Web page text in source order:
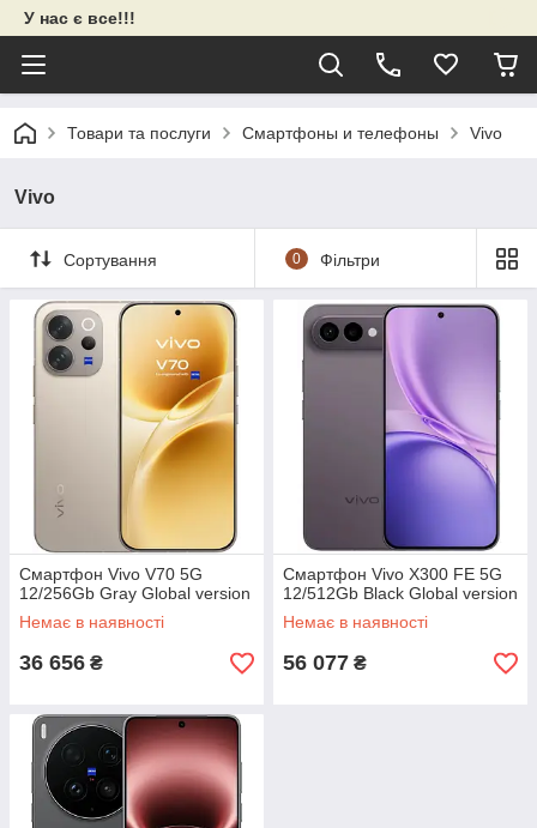
У нас є все!!!
Товари та послуги Смартфоны и телефоны Vivo
Vivo
Сортування 0 Фільтри
Смартфон Vivo V70 5G
12/256Gb Gray Global version
Немає в наявності
36 656 ₴
Смартфон Vivo X300 FE 5G
12/512Gb Black Global version
Немає в наявності
56 077 ₴